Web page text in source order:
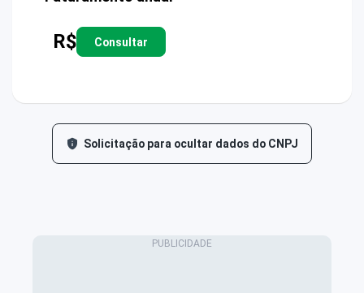
R$ Consultar
Solicitação para ocultar dados do CNPJ